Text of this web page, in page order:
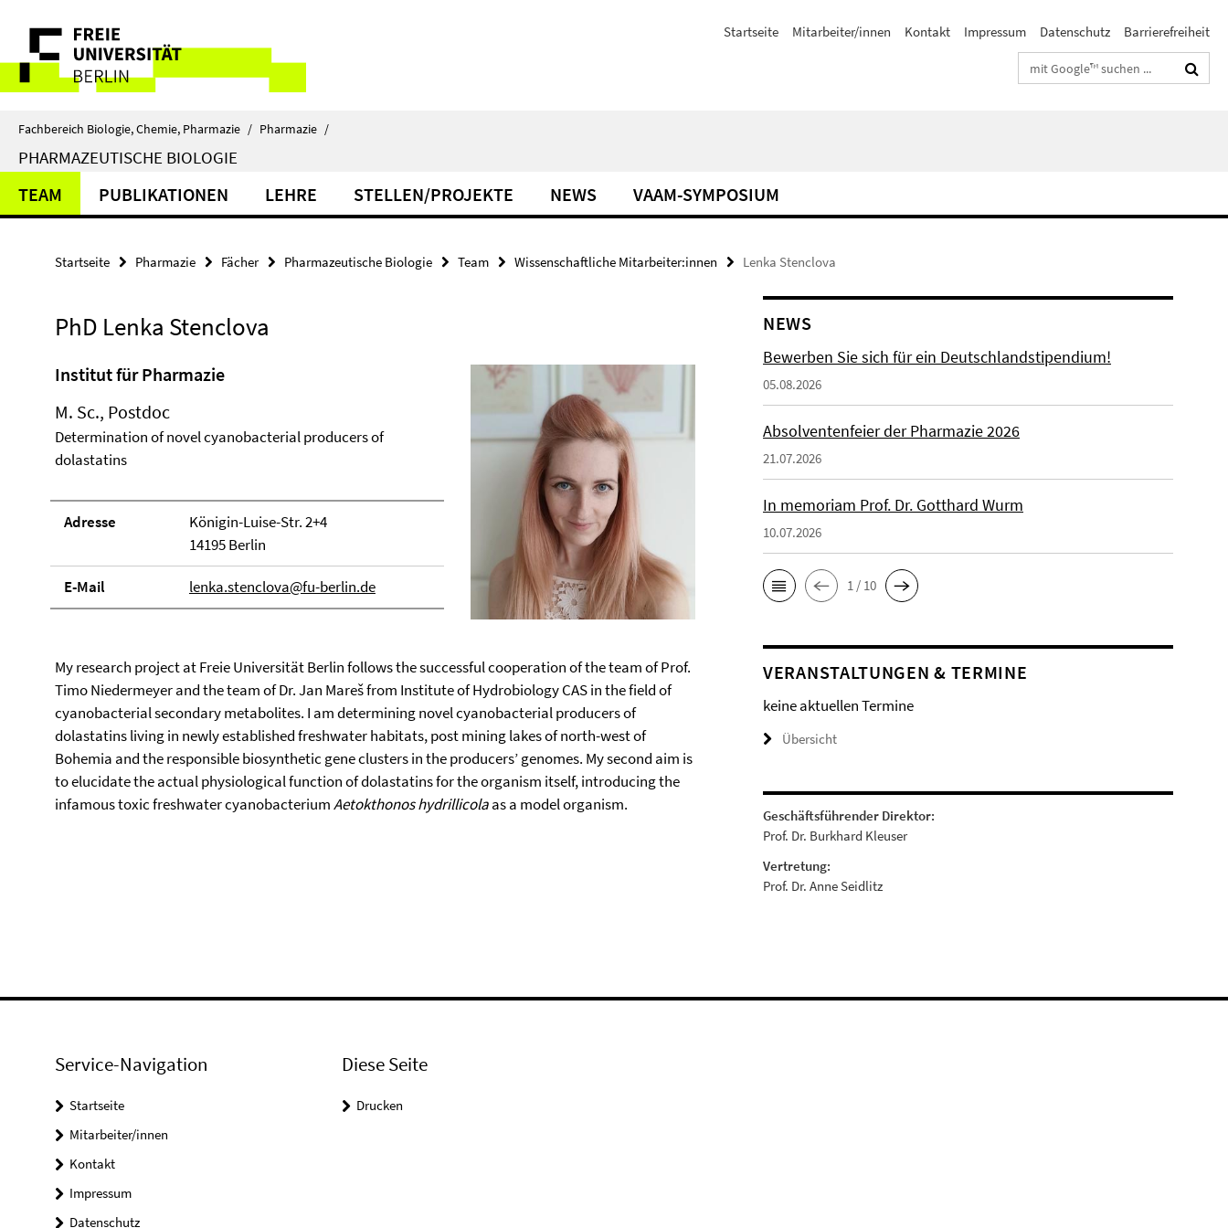
direkt
Inhalt
Service-
Navigation
Startseite Mitarbeiter/innen Kontakt Impressum Datenschutz
Barrierefreiheit
Suchbegriffe
Fachbereich Biologie, Chemie, Pharmazie / Pharmazie /
PHARMAZEUTISCHE BIOLOGIE
TEAM PUBLIKATIONEN LEHRE STELLEN/PROJEKTE NEWS VAAM-SYMPOSIUM
Startseite Pharmazie Fächer Pharmazeutische Biologie Team Wissenschaftliche Mitarbeiter:innen Lenka Stenclova
PhD Lenka Stenclova
Institut für Pharmazie
M. Sc., Postdoc
Determination of novel cyanobacterial producers of
dolastatins
Adresse
Königin-Luise-Str. 2+4
14195 Berlin
E-Mail lenka.stenclova@fu-berlin.de
My research project at Freie Universität Berlin follows the successful cooperation of the team of Prof.
Timo Niedermeyer and the team of Dr. Jan Mareš from Institute of Hydrobiology CAS in the field of
cyanobacterial secondary metabolites. I am determining novel cyanobacterial producers of
dolastatins living in newly established freshwater habitats, post mining lakes of north-west of
Bohemia and the responsible biosynthetic gene clusters in the producers’ genomes. My second aim is
to elucidate the actual physiological function of dolastatins for the organism itself, introducing the
infamous toxic freshwater cyanobacteriumAetokthonos hydrillicolaas a model organism.
NEWS
Bewerben Sie sich für ein Deutschlandstipendium!
05.08.2026
Absolventenfeier der Pharmazie 2026
21.07.2026
In memoriam Prof. Dr. Gotthard Wurm
10.07.2026
1 / 10
VERANSTALTUNGEN & TERMINE
keine aktuellen Termine
Übersicht
Geschäftsführender Direktor:
Prof. Dr. Burkhard Kleuser
Vertretung:
Prof. Dr. Anne Seidlitz
Service-Navigation
Startseite
Mitarbeiter/innen
Kontakt
Impressum
Datenschutz
Diese Seite
Drucken